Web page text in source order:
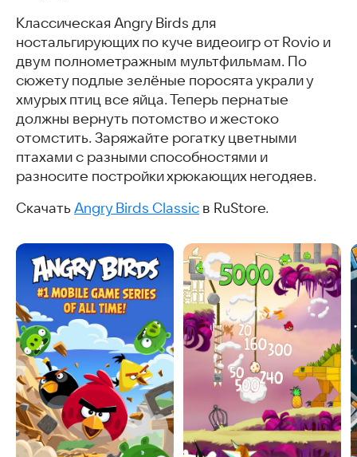
Классическая Angry Birds для
ностальгирующих по куче видеоигр от Rovio и
двум полнометражным мультфильмам. По
сюжету подлые зелёные поросята украли у
хмурых птиц все яйца. Теперь пернатые
должны вернуть потомство и жестоко
отомстить. Заряжайте рогатку цветными
птахами с разными способностями и
разносите постройки хрюкающих негодяев.
Скачать Angry Birds Classic в RuStore.